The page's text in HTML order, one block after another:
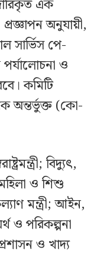
এক
অনুযায়ী,
সার্ভিস পে-
ও
কমিটি
অন্তর্ভুক্ত (কো-
বিদ্যুৎ,
ও শিশু
মন্ত্রী; আইন,
ও পরিকল্পনা
ও খাদ্য